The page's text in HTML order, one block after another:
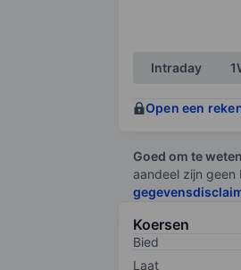
Intraday
Open een
Goed om te
aandeel zijn
Koersen
Bied
Laat